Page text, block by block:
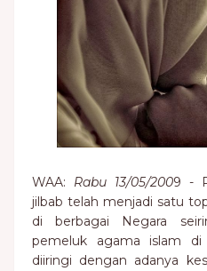
WAA: Rabu 13/05/2009 -
jilbab telah menjadi satu
di berbagai Negara
pemeluk agama islam di
diiringi dengan adanya